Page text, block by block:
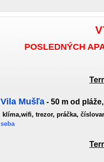
POSLEDNÝCH
Vila Mušľa - 50 m od pláže,
klíma,wifi, trezor, práčka,
seba